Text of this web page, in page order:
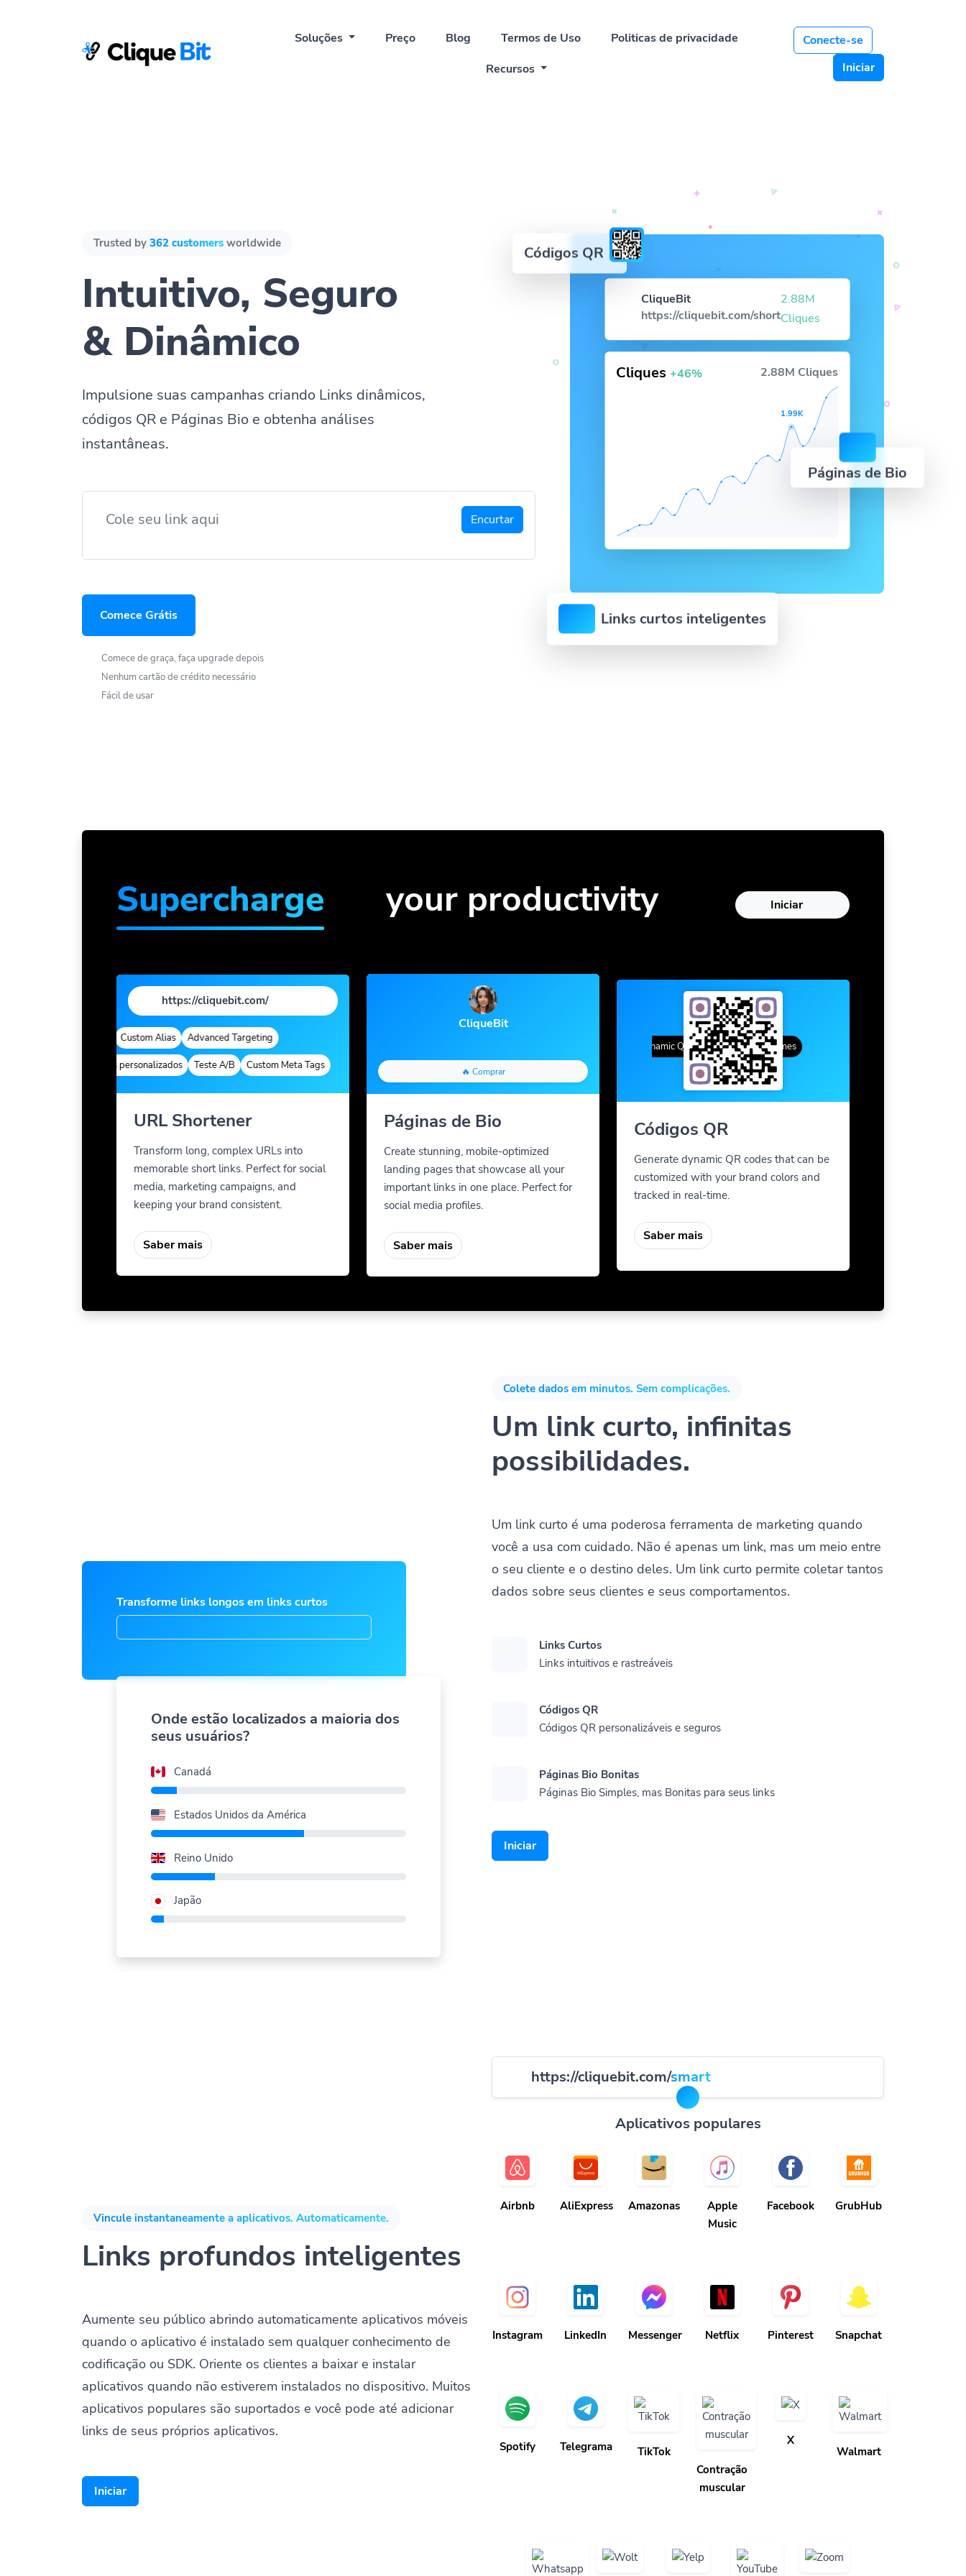
Soluções Preço Blog Termos de Uso
Politicas de privacidade
Recursos
Conecte-se
Iniciar
Trusted by 362 customers worldwide
Intuitivo, Seguro
& Dinâmico
Impulsione suas campanhas criando Links dinâmicos,
códigos QR e Páginas Bio e obtenha análises
instantâneas.
Encurtar
Comece Grátis
Comece de graça, faça upgrade depois
Nenhum cartão de crédito necessário
Fácil de usar
CliqueBit
https://cliquebit.com/short
2.88M
Cliques
Cliques +46% 2.88M Cliques
1.99K
Códigos QR
Páginas de Bio
Links curtos inteligentes
Supercharge your productivity Iniciar
https://cliquebit.com/
Custom Alias Advanced Targeting
Parâmetros personalizados Teste A/B Custom Meta Tags
URL Shortener
Transform long, complex URLs into
memorable short links. Perfect for social
media, marketing campaigns, and
keeping your brand consistent.
Saber mais
CliqueBit
🔥 Comprar
Páginas de Bio
Create stunning, mobile-optimized
landing pages that showcase all your
important links in one place. Perfect for
social media profiles.
Saber mais
Dynamic QR Codes Custom Frames
Códigos QR
Generate dynamic QR codes that can be
customized with your brand colors and
tracked in real-time.
Saber mais
Colete dados em minutos. Sem complicações.
Um link curto, infinitas
possibilidades.
Um link curto é uma poderosa ferramenta de marketing quando
você a usa com cuidado. Não é apenas um link, mas um meio entre
o seu cliente e o destino deles. Um link curto permite coletar tantos
dados sobre seus clientes e seus comportamentos.
Links Curtos
Links intuitivos e rastreáveis
Códigos QR
Códigos QR personalizáveis e seguros
Páginas Bio Bonitas
Páginas Bio Simples, mas Bonitas para seus links
Iniciar
Transforme links longos em links curtos
Onde estão localizados a maioria dos
seus usuários?
Canadá
Estados Unidos da América
Reino Unido
Japão
Vincule instantaneamente a aplicativos. Automaticamente.
Links profundos inteligentes
Aumente seu público abrindo automaticamente aplicativos móveis
quando o aplicativo é instalado sem qualquer conhecimento de
codificação ou SDK. Oriente os clientes a baixar e instalar
aplicativos quando não estiverem instalados no dispositivo. Muitos
aplicativos populares são suportados e você pode até adicionar
links de seus próprios aplicativos.
Iniciar
https://cliquebit.com/smart
Aplicativos populares
Airbnb AliExpress Amazonas
Apple
Music
Facebook GrubHub
Instagram LinkedIn Messenger Netflix Pinterest Snapchat
Spotify Telegrama
TikTok
Contração
muscular
X
Walmart